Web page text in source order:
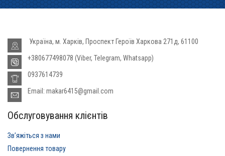
Україна, м. Харків, Проспект Героїв Харкова 271д, 61100
+380677498078 (Viber, Telegram, Whatsapp)
0937614739
Email: makar6415@gmail.com
Обслуговування клієнтів
Звʼяжіться з нами
Повернення товару